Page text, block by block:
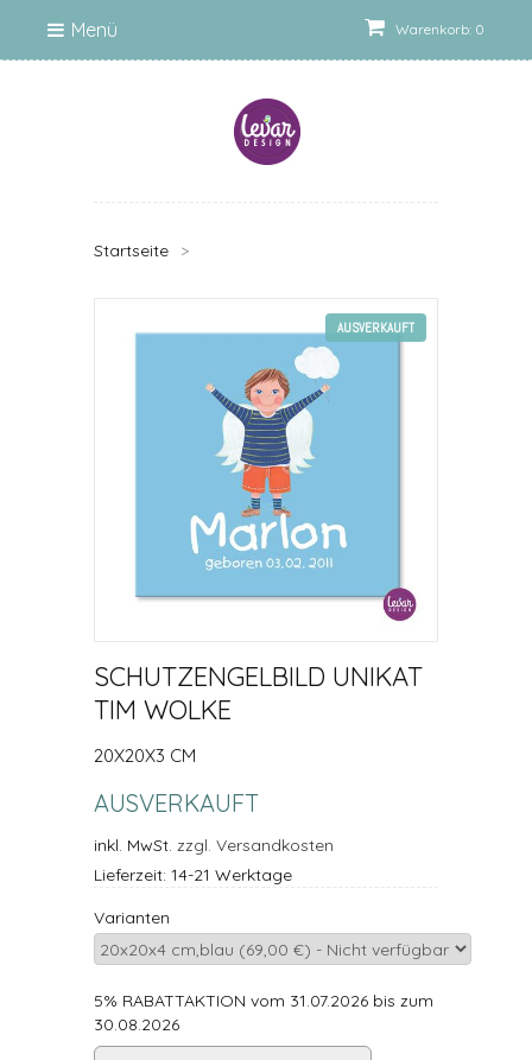
Warenkorb: 0
Menü
Startseite >
AUSVERKAUFT
SCHUTZENGELBILD UNIKAT
TIM WOLKE
20X20X3 CM
AUSVERKAUFT
inkl. MwSt. zzgl. Versandkosten
Lieferzeit: 14-21 Werktage
Varianten
5% RABATTAKTION vom 31.07.2026 bis zum
30.08.2026